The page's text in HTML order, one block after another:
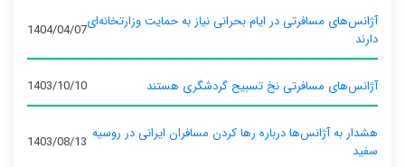
آژانس‌های مسافرتی در ایام بحرانی نیاز به حمایت وزارتخانه‌ای
دارند
1404/04/07
آژانس‌های مسافرتی نخ تسبیح گردشگری هستند 1403/10/10
هشدار به آژانس‌ها درباره رها کردن مسافران ایرانی در روسیه
سفید
1403/08/13